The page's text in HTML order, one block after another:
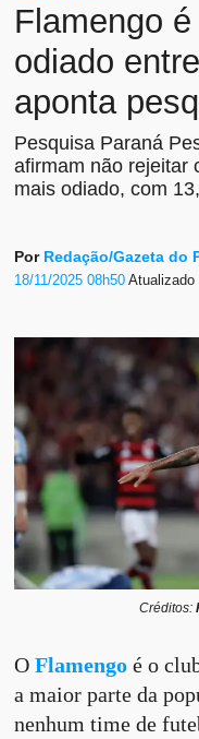
Flamengo
odiado
aponta
Pesquisa Paraná
afirmam não rejeitar
mais odiado, com
Por Redação/Gazeta do
18/11/2025 08h50Atualizado
Créditos:
O Flamengo é o
a maior parte da
nenhum time de